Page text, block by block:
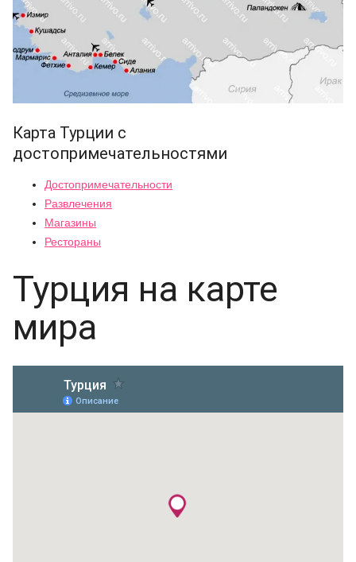
Карта Турции с
достопримечательностями
Достопримечательности
Развлечения
Магазины
Рестораны
Турция на карте
мира